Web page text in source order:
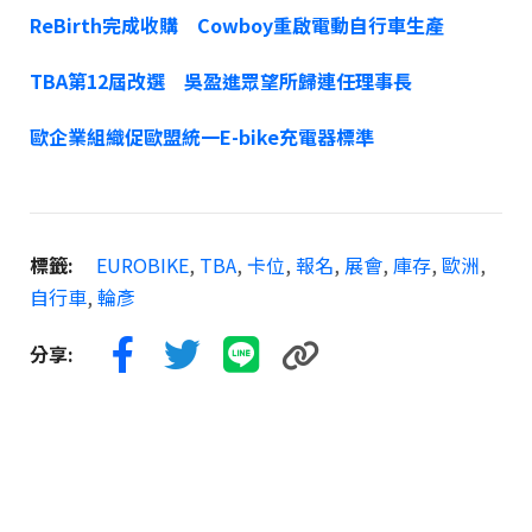
ReBirth完成收購 Cowboy重啟電動自行車生產
TBA第12屆改選 吳盈進眾望所歸連任理事長
歐企業組織促歐盟統一E-bike充電器標準
標籤: EUROBIKE, TBA, 卡位, 報名, 展會, 庫存, 歐洲,
自行車, 輪彥
分享: